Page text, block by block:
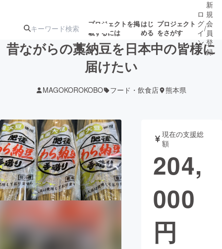
プロジェクトを掲
載するには
はじ
める
プロジェクト
をさがす
ターン
ジェクト
募集終了が近いプ
ロジェクト
されます
アート・写真 音楽
テクノロジー・ガジェット ゲーム・サ
映像・映画
ロ
グ
イ
ン
/
新
規
会
員
登
録
昔ながらの藁納豆を日本中の皆様に
届けたい
MAGOKOROKOBO フード・飲食店 熊本県
現在の支援総
額
204,
000
円